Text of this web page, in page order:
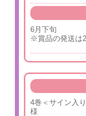
6月下旬
※賞品の発送は
4巻＜サイン入
様